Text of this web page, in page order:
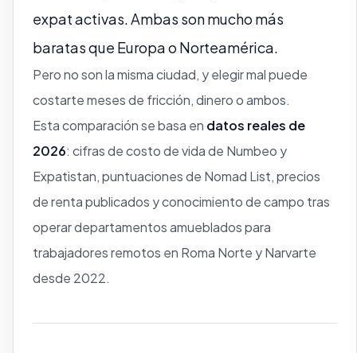
expat activas. Ambas son mucho más
baratas que Europa o Norteamérica.
Pero no son la misma ciudad, y elegir mal puede
costarte meses de fricción, dinero o ambos.
Esta comparación se basa en datos reales de
2026: cifras de costo de vida de Numbeo y
Expatistan, puntuaciones de Nomad List, precios
de renta publicados y conocimiento de campo tras
operar departamentos amueblados para
trabajadores remotos en Roma Norte y Narvarte
desde 2022.